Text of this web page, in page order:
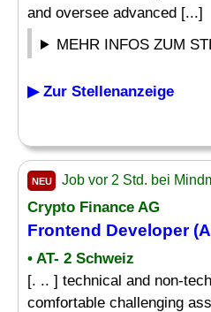
and oversee advanced [...]
MEHR INFOS ZUM
▶ Zur Stellenanzeige
NEU Job vor 2 Std. bei
Crypto Finance AG
Frontend Developer
• AT- 2 Schweiz
[. .. ] technical and non-
comfortable challenging